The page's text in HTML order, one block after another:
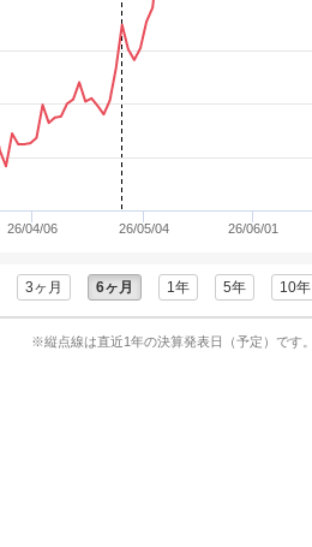
26/04/06 26/05/04 26/06/01
3ヶ月 6ヶ月 1年 5年 10年
※縦点線は直近1年の決算発表日（予定）です。